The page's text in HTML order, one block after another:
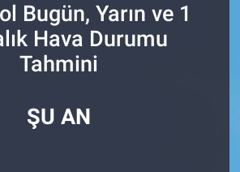
Bugün, Yarın ve 1
Hava Durumu
Tahmini
ŞU AN